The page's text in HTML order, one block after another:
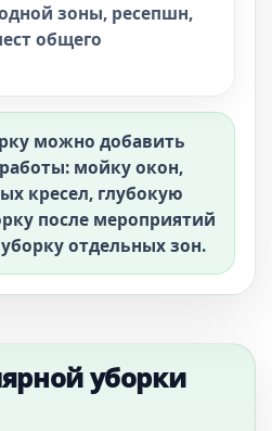
зоны, ресепшн,
общего
можно добавить
мойку окон,
кресел, глубокую
после мероприятий
отдельных зон.
уборки